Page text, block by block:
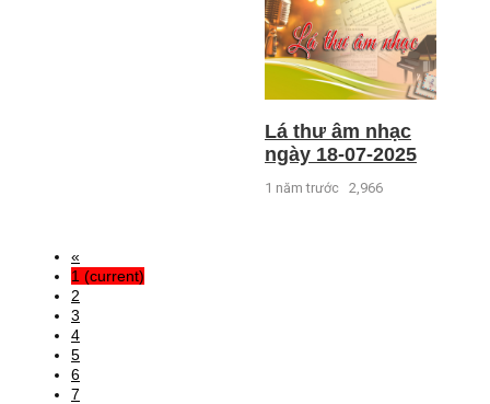
Lá thư âm nhạc
ngày 18-07-2025
1 năm trước 2,966
«
1 (current)
2
3
4
5
6
7